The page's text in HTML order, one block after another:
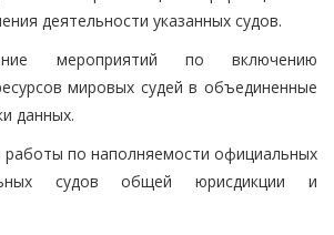
деятельности указанных судов.
мероприятий по включению
мировых судей в объединенные
данных.
работы по наполняемости официальных
судов общей юрисдикции и